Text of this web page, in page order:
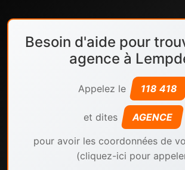
Besoin d'aide pour
agence à
Appelez le 118 418
et dites AGENCE
pour avoir les coordonnées de
(cliquez-ici pour